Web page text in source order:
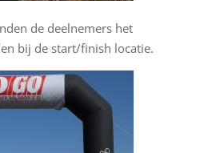
de deelnemers het
bij de start/finish locatie.